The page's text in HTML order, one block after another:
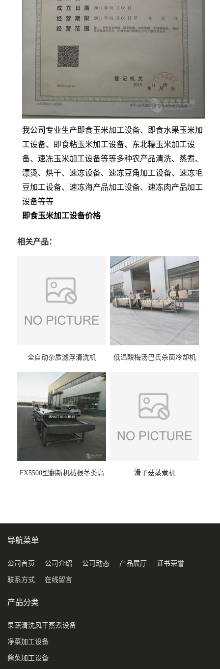
我公司专业生产即食玉米加工设备、即食水果玉米加
工设备、即食粘玉米加工设备、东北糯玉米加工设
备、速冻玉米加工设备等等多种农产品清洗、蒸煮、
漂烫、烘干、速冻设备、速冻豆角加工设备、速冻毛
豆加工设备、速冻海产品加工设备、速冻肉产品加工
设备等等
即食玉米加工设备价格
相关产品：
全自动杂质滤浮清洗机 低温酸梅汤巴氏杀菌冷却机
FX5500型翻新机械根茎类高
滑子菇蒸煮机
导航菜单
公司首页 公司介绍 公司动态 产品展厅 证书荣誉
联系方式 在线留言
产品分类
果蔬清洗风干蒸煮设备
净菜加工设备
酱菜加工设备